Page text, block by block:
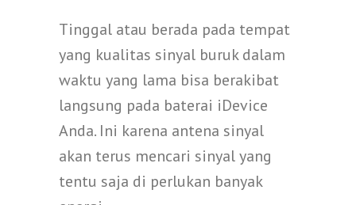
Tinggal atau berada pada tempat
yang kualitas sinyal buruk dalam
waktu yang lama bisa berakibat
langsung pada baterai iDevice
Anda. Ini karena antena sinyal
akan terus mencari sinyal yang
tentu saja di perlukan banyak